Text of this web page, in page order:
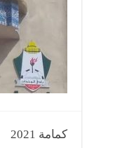
كمامة 2021